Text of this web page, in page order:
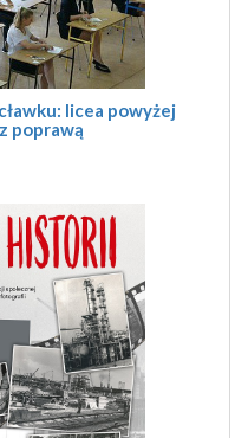
licea powyżej
poprawą